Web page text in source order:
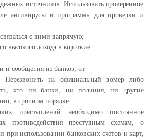
источников. Использовать проверенное
антивирусы и программы для проверки и
с ними напрямую;
высокого дохода в короткие
и сообщения из банков, от
Перезвонить на официальный номер либо
что ни банки, ни полиция, ни другие
в срочном порядке.
преступлений необходимо постоянное
противодействия преступным схемам, о
при использовании банковских счетов и карт,